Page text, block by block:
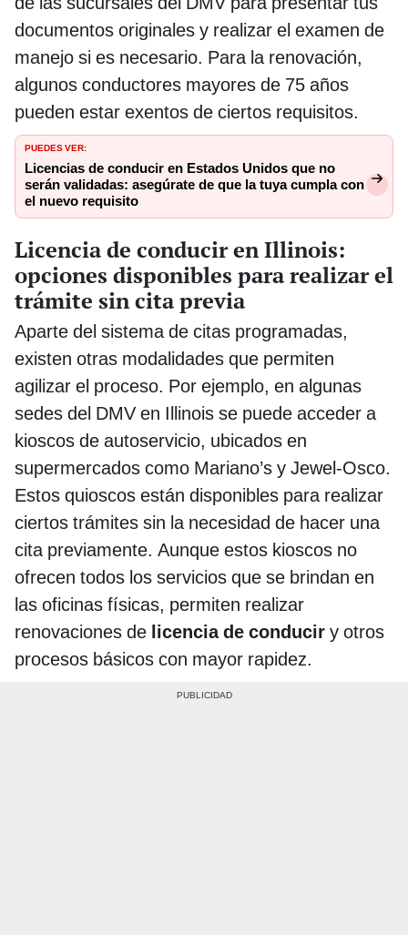
documentos originales y realizar el examen de
manejo si es necesario. Para la renovación,
algunos conductores mayores de 75 años
pueden estar exentos de ciertos requisitos.
PUEDES VER:
Licencias de conducir en Estados Unidos que no
serán validadas: asegúrate de que la tuya cumpla con
el nuevo requisito
Licencia de conducir en Illinois:
opciones disponibles para realizar el
trámite sin cita previa
Aparte del sistema de citas programadas,
existen otras modalidades que permiten
agilizar el proceso. Por ejemplo, en algunas
sedes del DMV en Illinois se puede acceder a
kioscos de autoservicio, ubicados en
supermercados como Mariano’s y Jewel-Osco.
Estos quioscos están disponibles para realizar
ciertos trámites sin la necesidad de hacer una
cita previamente. Aunque estos kioscos no
ofrecen todos los servicios que se brindan en
las oficinas físicas, permiten realizar
renovaciones de licencia de conducir y otros
procesos básicos con mayor rapidez.